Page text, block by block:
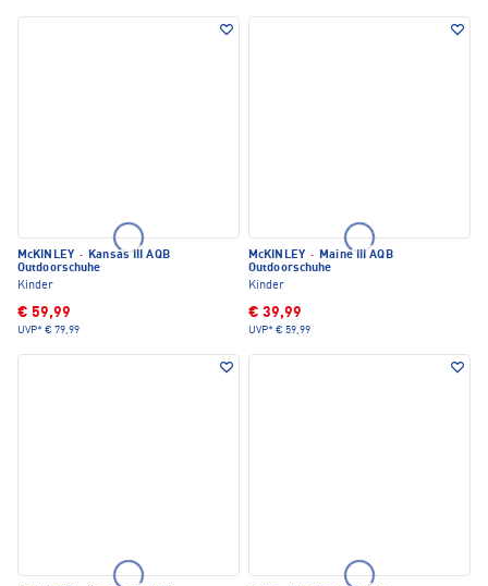
McKINLEY · Kansas III AQB
Outdoorschuhe
Kinder
€ 59,99
UVP* € 79,99
McKINLEY · Maine III AQB
Outdoorschuhe
Kinder
€ 39,99
UVP* € 59,99